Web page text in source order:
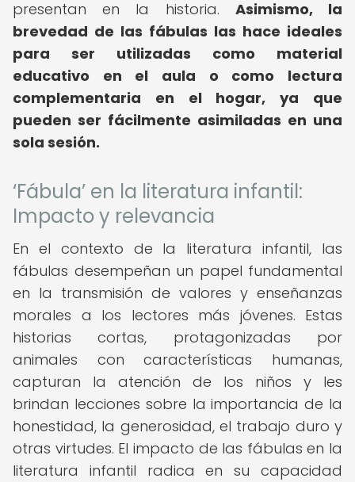
presentan en la historia. Asimismo, la
brevedad de las fábulas las hace ideales
para ser utilizadas como material
educativo en el aula o como lectura
complementaria en el hogar, ya que
pueden ser fácilmente asimiladas en una
sola sesión.
‘Fábula’ en la literatura infantil:
Impacto y relevancia
En el contexto de la literatura infantil, las
fábulas desempeñan un papel fundamental
en la transmisión de valores y enseñanzas
morales a los lectores más jóvenes. Estas
historias cortas, protagonizadas por
animales con características humanas,
capturan la atención de los niños y les
brindan lecciones sobre la importancia de la
honestidad, la generosidad, el trabajo duro y
otras virtudes. El impacto de las fábulas en la
literatura infantil radica en su capacidad